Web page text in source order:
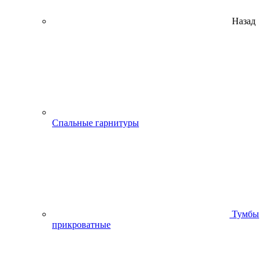
Назад
Спальные гарнитуры
Тумбы
прикроватные